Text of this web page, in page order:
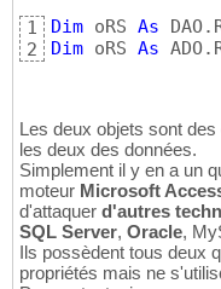
1
2
Dim oRS As
Dim oRS As
Les deux objets sont des
les deux des données.
Simplement il y en a un
moteur Microsoft
d'attaquer d'autres
SQL Server, Oracle,
Ils possèdent tous deux
propriétés mais ne